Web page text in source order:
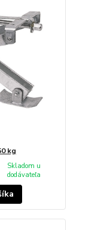
kg
Skladom u
dodávateľa